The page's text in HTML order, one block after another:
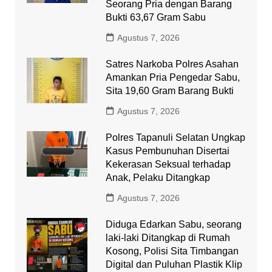
Seorang Pria dengan Barang
Bukti 63,67 Gram Sabu
Agustus 7, 2026
Satres Narkoba Polres Asahan
Amankan Pria Pengedar Sabu,
Sita 19,60 Gram Barang Bukti
Agustus 7, 2026
Polres Tapanuli Selatan Ungkap
Kasus Pembunuhan Disertai
Kekerasan Seksual terhadap
Anak, Pelaku Ditangkap
Agustus 7, 2026
Diduga Edarkan Sabu, seorang
laki-laki Ditangkap di Rumah
Kosong, Polisi Sita Timbangan
Digital dan Puluhan Plastik Klip